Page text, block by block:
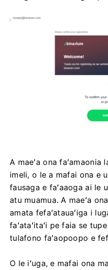
A maeʻa ona
imeli, o le a mafai ona e
fausaga e faʻaaoga ai le
atu muamua. A maeʻa
amata fefaʻatauaʻiga i
faʻataʻitaʻi pe faia se
tulafono faʻaopoopo e
O le iʻuga, e mafai ona